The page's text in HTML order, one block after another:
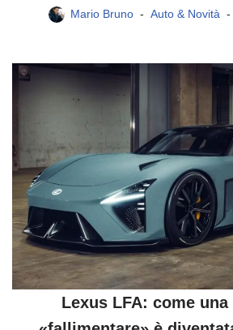
Mario Bruno Auto & Novità
Lexus LFA: come